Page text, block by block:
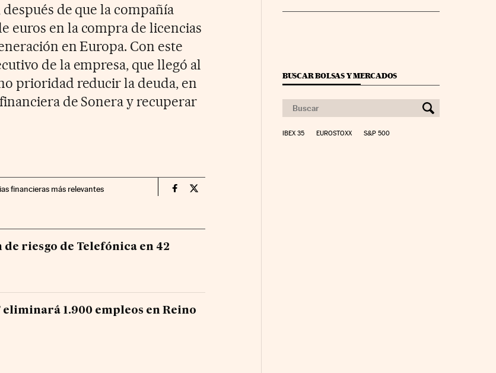
de que la compañía
euros en la compra de licencias
en Europa. Con este
de la empresa, que llegó al
prioridad reducir la deuda, en
de Sonera y recuperar
financieras más relevantes Companias Cinco Días en Facebook
Companias Cinco Días en Twitter
riesgo de Telefónica en 42
1.900 empleos en Reino
BUSCAR BOLSAS Y MERCADOS
IBEX 35 EUROSTOXX S&P 500